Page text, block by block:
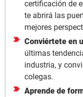
certificación de
te abrirá las
mejores
Conviértete en
últimas
industria, y
colegas.
Aprende de